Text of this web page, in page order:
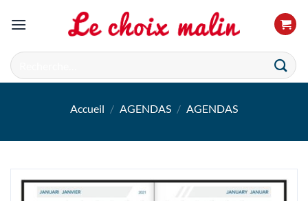
Recherche
pour :
Accueil / AGENDAS / AGENDAS